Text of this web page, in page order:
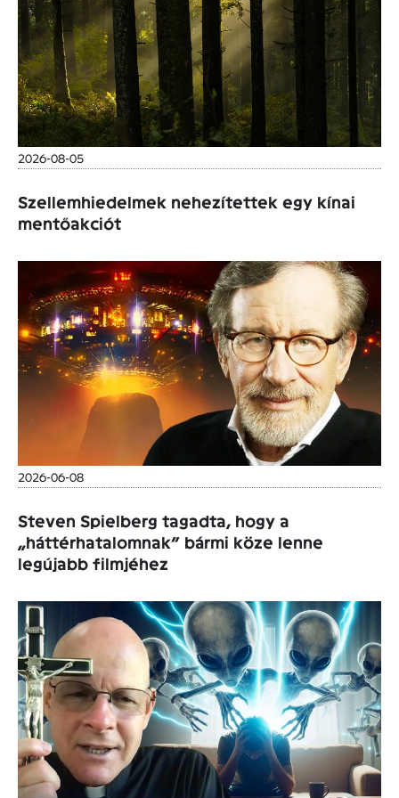
2026-08-05
Szellemhiedelmek nehezítettek egy kínai
mentőakciót
2026-06-08
Steven Spielberg tagadta, hogy a
„háttérhatalomnak” bármi köze lenne
legújabb filmjéhez